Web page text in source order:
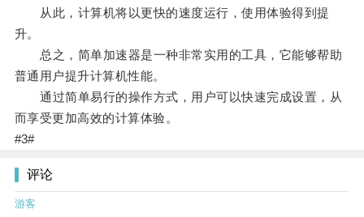
从此，计算机将以更快的速度运行，使用体验得到提
升。
总之，简单加速器是一种非常实用的工具，它能够帮助
普通用户提升计算机性能。
通过简单易行的操作方式，用户可以快速完成设置，从
而享受更加高效的计算体验。
#3#
评论
游客